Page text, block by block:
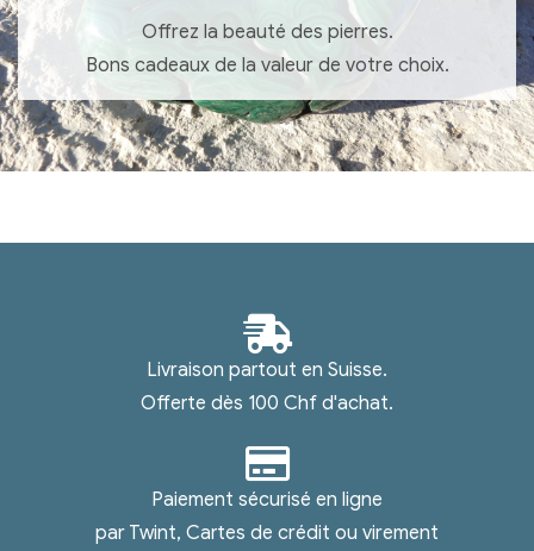
Offrez la beauté des pierres.
Bons cadeaux de la valeur de votre choix.
Livraison partout en Suisse.
Offerte dès 100 Chf d'achat.
Paiement sécurisé en ligne
par Twint, Cartes de crédit ou virement